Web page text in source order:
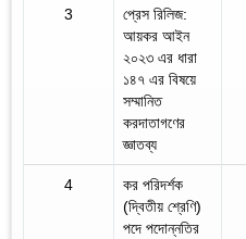
3
প্রেস রিলিজ:
আয়কর আইন
২০২৩ এর ধারা
১৪৭ এর বিষয়ে
সম্মানিত
করদাতাগণের
জ্ঞাতব্য
4
কর পরিদর্শক
(দ্বিতীয় শ্রেণি)
পদে পদোন্নতির